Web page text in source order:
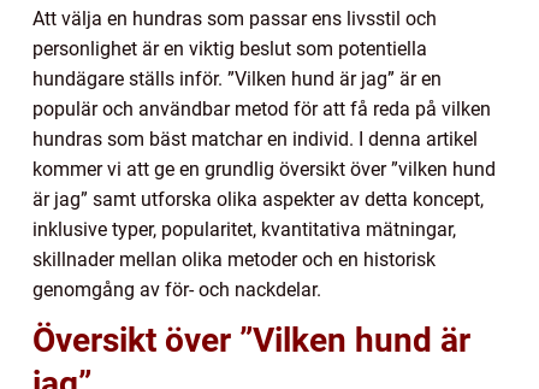
Att välja en hundras som passar ens livsstil och
personlighet är en viktig beslut som potentiella
hundägare ställs inför. ”Vilken hund är jag” är en
populär och användbar metod för att få reda på vilken
hundras som bäst matchar en individ. I denna artikel
kommer vi att ge en grundlig översikt över ”vilken hund
är jag” samt utforska olika aspekter av detta koncept,
inklusive typer, popularitet, kvantitativa mätningar,
skillnader mellan olika metoder och en historisk
genomgång av för- och nackdelar.
Översikt över ”Vilken hund är